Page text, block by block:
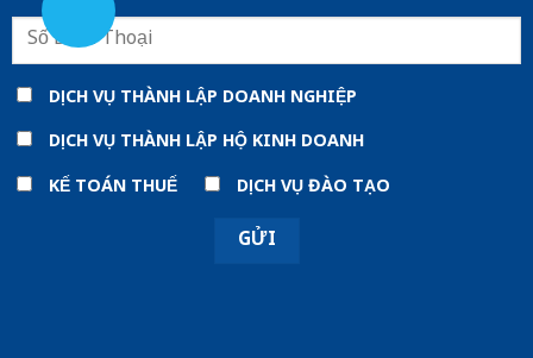
DỊCH VỤ THÀNH LẬP DOANH NGHIỆP
DỊCH VỤ THÀNH LẬP HỘ KINH DOANH
KẾ TOÁN THUẾ
DỊCH VỤ ĐÀO TẠO